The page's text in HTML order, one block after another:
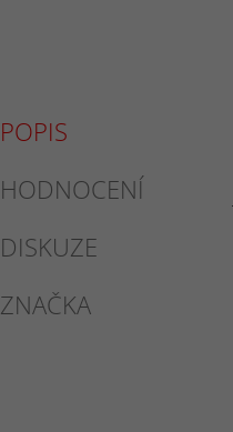
POPIS
HODNOCENÍ
DISKUZE
ZNAČKA